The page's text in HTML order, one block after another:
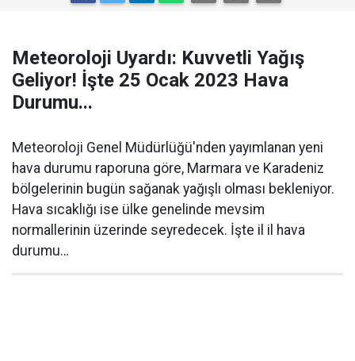
Meteoroloji Uyardı: Kuvvetli Yağış
Geliyor! İşte 25 Ocak 2023 Hava
Durumu...
Meteoroloji Genel Müdürlüğü'nden yayımlanan yeni
hava durumu raporuna göre, Marmara ve Karadeniz
bölgelerinin bugün sağanak yağışlı olması bekleniyor.
Hava sıcaklığı ise ülke genelinde mevsim
normallerinin üzerinde seyredecek. İşte il il hava
durumu…